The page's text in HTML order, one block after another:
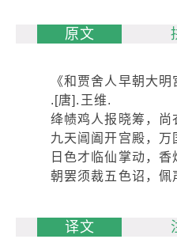
原文
《和贾舍人早朝大明
.[唐].王维.
绛帻鸡人报晓筹，尚
九天阊阖开宫殿，万
日色才临仙掌动，香
朝罢须裁五色诏，佩
译文